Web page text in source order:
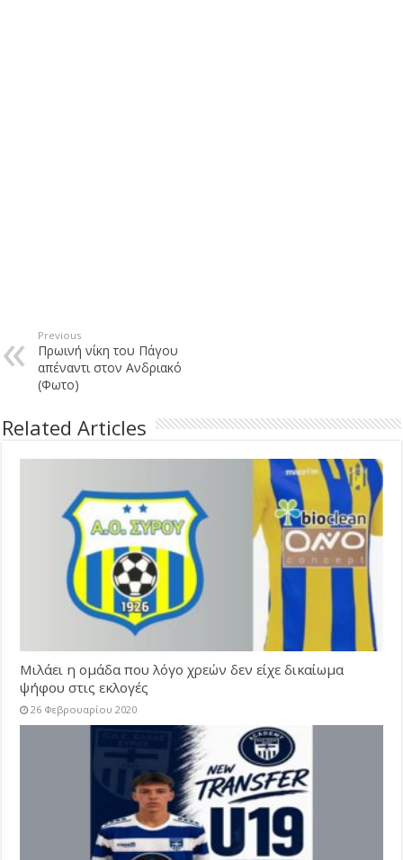
Previous
Πρωινή νίκη του Πάγου
απέναντι στον Ανδριακό
(Φωτο)
Related Articles
Μιλάει η ομάδα που λόγο χρεών δεν είχε δικαίωμα
ψήφου στις εκλογές
26 Φεβρουαρίου 2020